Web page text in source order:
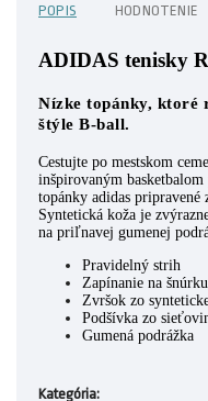
POPIS HODNOTENIE
ADIDAS tenisky
Nízke topánky, ktoré
štýle B-ball.
Cestujte po mestskom
inšpirovaným
topánky adidas
Syntetická koža je
na priľnavej gumenej
Pravidelný strih
Zapínanie na šnúrku
Zvršok zo
Podšívka zo
Gumená podrážka
Kategória: